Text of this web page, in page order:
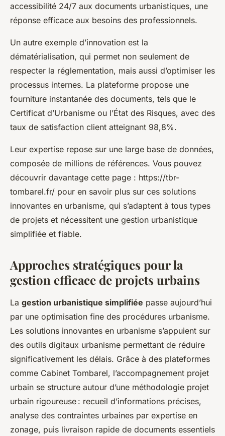
accessibilité 24/7 aux documents urbanistiques, une
réponse efficace aux besoins des professionnels.
Un autre exemple d’innovation est la
dématérialisation, qui permet non seulement de
respecter la réglementation, mais aussi d’optimiser les
processus internes. La plateforme propose une
fourniture instantanée des documents, tels que le
Certificat d’Urbanisme ou l’État des Risques, avec des
taux de satisfaction client atteignant 98,8%.
Leur expertise repose sur une large base de données,
composée de millions de références. Vous pouvez
découvrir davantage cette page : https://tbr-
tombarel.fr/ pour en savoir plus sur ces solutions
innovantes en urbanisme, qui s’adaptent à tous types
de projets et nécessitent une gestion urbanistique
simplifiée et fiable.
Approches stratégiques pour la
gestion efficace de projets urbains
La gestion urbanistique simplifiée passe aujourd’hui
par une optimisation fine des procédures urbanisme.
Les solutions innovantes en urbanisme s’appuient sur
des outils digitaux urbanisme permettant de réduire
significativement les délais. Grâce à des plateformes
comme Cabinet Tombarel, l’accompagnement projet
urbain se structure autour d’une méthodologie projet
urbain rigoureuse : recueil d’informations précises,
analyse des contraintes urbaines par expertise en
zonage, puis livraison rapide de documents essentiels